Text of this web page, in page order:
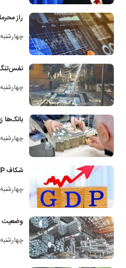
راز
چهارشنبه 16 اردیبهشت 1405
چهارشنبه 16 اردیبهشت 1405
بانک‌ها
چهارشنبه 16 اردیبهشت 1405
شکاف GDP؛ چراغ راه اقتصاد ایران یا هشدار خاموش؟
چهارشنبه 16 اردیبهشت 1405
وضعیت
چهارشنبه 16 اردیبهشت 1405